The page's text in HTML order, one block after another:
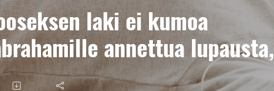
laki ei kumoa
annettua lupausta,
3:15-29